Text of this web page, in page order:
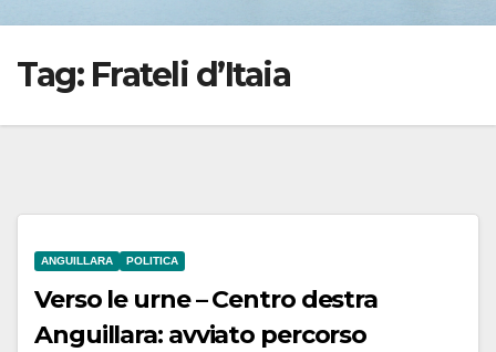
Tag: Frateli d’Itaia
ANGUILLARA POLITICA
Verso le urne – Centro destra
Anguillara: avviato percorso